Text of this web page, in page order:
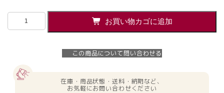
【法
お買い物カゴに追加
この商品について問い合わせる
在庫・商品状態・送料・納期など、
お気軽にお問い合わせください